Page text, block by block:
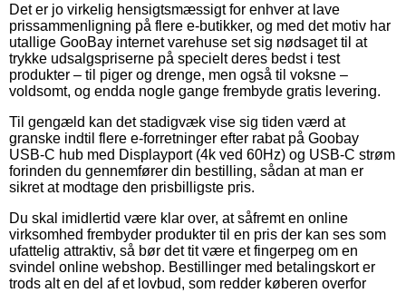
Det er jo virkelig hensigtsmæssigt for enhver at lave
prissammenligning på flere e-butikker, og med det motiv har
utallige GooBay internet varehuse set sig nødsaget til at
trykke udsalgspriserne på specielt deres bedst i test
produkter – til piger og drenge, men også til voksne –
voldsomt, og endda nogle gange frembyde gratis levering.
Til gengæld kan det stadigvæk vise sig tiden værd at
granske indtil flere e-forretninger efter rabat på Goobay
USB-C hub med Displayport (4k ved 60Hz) og USB-C strøm
forinden du gennemfører din bestilling, sådan at man er
sikret at modtage den prisbilligste pris.
Du skal imidlertid være klar over, at såfremt en online
virksomhed frembyder produkter til en pris der kan ses som
ufattelig attraktiv, så bør det tit være et fingerpeg om en
svindel online webshop. Bestillinger med betalingskort er
trods alt en del af et lovbud, som redder køberen overfor